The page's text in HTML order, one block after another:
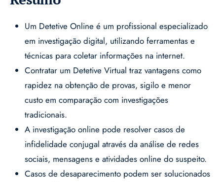
Um Detetive Online é um profissional especializado
em investigação digital, utilizando ferramentas e
técnicas para coletar informações na internet.
Contratar um Detetive Virtual traz vantagens como
rapidez na obtenção de provas, sigilo e menor
custo em comparação com investigações
tradicionais.
A investigação online pode resolver casos de
infidelidade conjugal através da análise de redes
sociais, mensagens e atividades online do suspeito.
Casos de desaparecimento podem ser solucionados